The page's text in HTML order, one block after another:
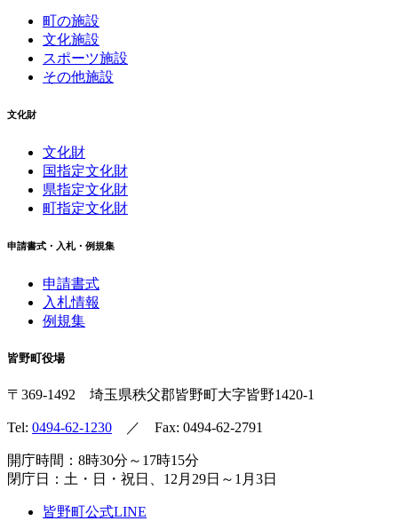
町の施設
文化施設
スポーツ施設
その他施設
文化財
文化財
国指定文化財
県指定文化財
町指定文化財
申請書式・入札・例規集
申請書式
入札情報
例規集
皆野町役場
〒369-1492 埼玉県秩父郡皆野町 大字皆野1420-1
Tel: 0494-62-1230 ／ Fax: 0494-62-2791
開庁時間：8時30分～17時15分
閉庁日：土・日・祝日、12月29日～1月3日
皆野町公式LINE